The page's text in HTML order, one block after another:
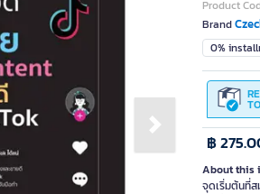
Next slide
Product
Brand
0%
฿
About this
จุดเริ่มต้นที่ส